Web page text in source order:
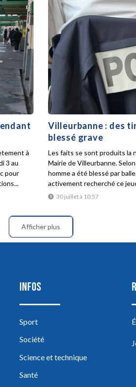
à
3 au
pour
Villeurbanne : des
blessé grave
30 juillet à 10:57
Les faits se sont produits la
Mairie de Villeurbanne.
homme a été blessé par
activement recherché ce
Afficher plus
INFOS
Sport
Société
Science et technique
Santé